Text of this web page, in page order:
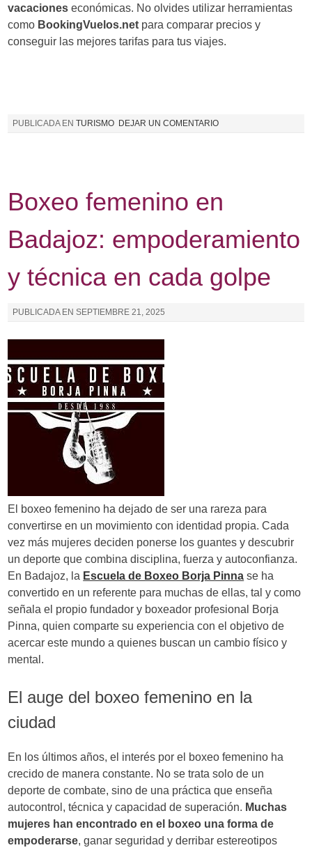
vacaciones económicas. No olvides utilizar herramientas
como BookingVuelos.net para comparar precios y
conseguir las mejores tarifas para tus viajes.
PUBLICADA ENTURISMO DEJAR UN COMENTARIO
Boxeo femenino en
Badajoz: empoderamiento
y técnica en cada golpe
PUBLICADA ENSEPTIEMBRE 21, 2025
El boxeo femenino ha dejado de ser una rareza para
convertirse en un movimiento con identidad propia. Cada
vez más mujeres deciden ponerse los guantes y descubrir
un deporte que combina disciplina, fuerza y autoconfianza.
En Badajoz, la Escuela de Boxeo Borja Pinna se ha
convertido en un referente para muchas de ellas, tal y como
señala el propio fundador y boxeador profesional Borja
Pinna, quien comparte su experiencia con el objetivo de
acercar este mundo a quienes buscan un cambio físico y
mental.
El auge del boxeo femenino en la
ciudad
En los últimos años, el interés por el boxeo femenino ha
crecido de manera constante. No se trata solo de un
deporte de combate, sino de una práctica que enseña
autocontrol, técnica y capacidad de superación. Muchas
mujeres han encontrado en el boxeo una forma de
empoderarse, ganar seguridad y derribar estereotipos